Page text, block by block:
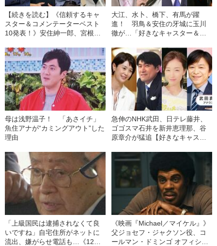
【続きを読む】《信頼するキャ
スター＆コメンテーターベスト
10発表！》安住紳一郎、宮根誠
者を押さえて、No.1の信用を集
めたのは、あのお騒がせの人！
大江、水卜、橋下、有馬が躍
進！ 羽鳥＆安住の牙城に玉川
徹が…「好きなキャスター＆コ
表
母は浅野温子！ 「あさイチ」
魚住アナが“カミングアウト”した
理由
急伸のNHK武田、日テレ藤井、
ゴゴスマ石井を新井恵理那、谷
原章介が猛追【好きなキャスタ
「上級国民は逮捕されなくて良
いですね」自宅住所がネットに
流出、嫌がらせ電話も…《12人
《映画『Michael／マイケル』》
父ジョセフ・ジャクソン役、コ
ールマン・ドミンゴ オフィシャ